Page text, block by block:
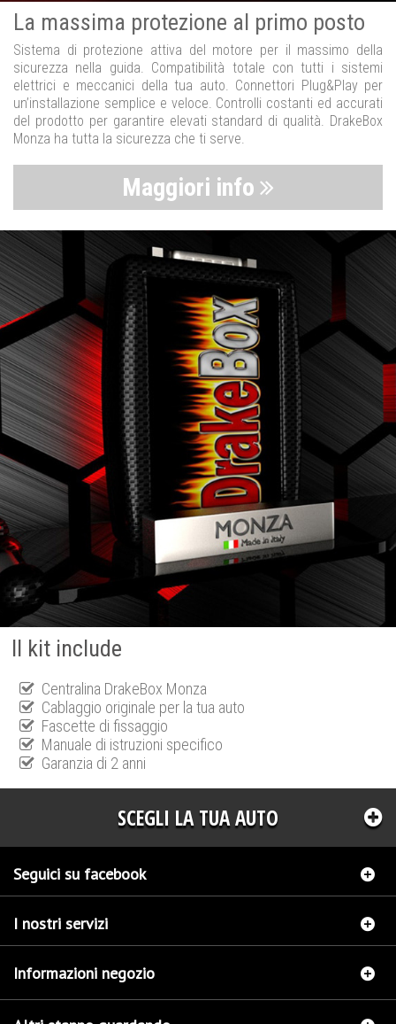
La massima protezione al primo posto
Sistema di protezione attiva del motore per il massimo della
sicurezza nella guida. Compatibilità totale con tutti i sistemi
elettrici e meccanici della tua auto. Connettori Plug&Play per
un’installazione semplice e veloce. Controlli costanti ed accurati
del prodotto per garantire elevati standard di qualità. DrakeBox
Monza ha tutta la sicurezza che ti serve.
Maggiori info
Il kit include
Centralina DrakeBox Monza
Cablaggio originale per la tua auto
Fascette di fissaggio
Manuale di istruzioni specifico
Garanzia di 2 anni
SCEGLI LA TUA AUTO
Seguici su facebook
I nostri servizi
Informazioni negozio